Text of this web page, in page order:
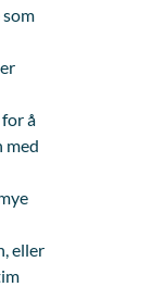
å
med
eller